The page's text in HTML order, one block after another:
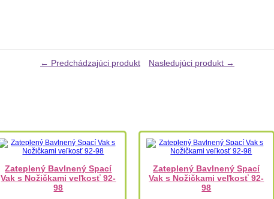
← Predchádzajúci produkt Nasledujúci produkt →
Zateplený Bavlnený Spací
Vak s Nožičkami veľkosť 92-
98
Zateplený Bavlnený Spací
Vak s Nožičkami veľkosť 92-
98